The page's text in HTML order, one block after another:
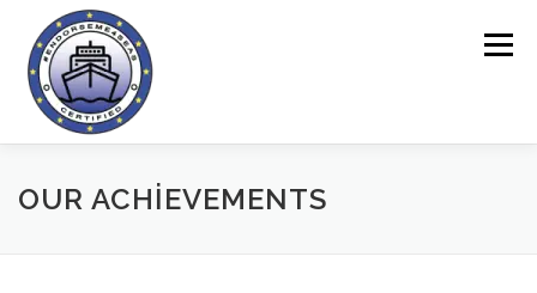
Menü
ANASAYFA ENDORSEME ARACI
OUR ACHIEVEMENTS